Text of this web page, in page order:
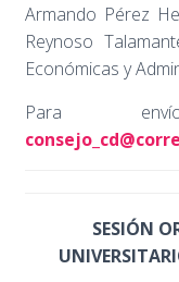
Armando Pérez
Reynoso
Económicas y
Para
SESIÓN